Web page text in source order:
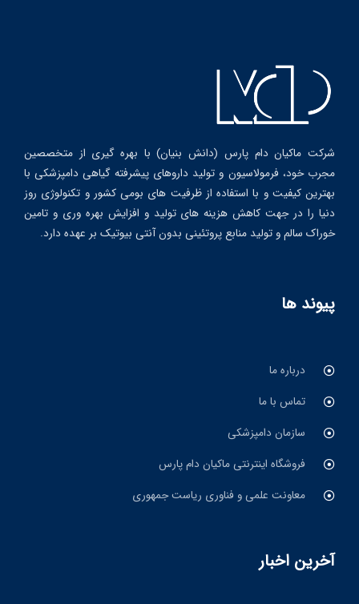
شرکت ماکیان دام پارس (دانش بنیان) با بهره گیری از متخصصین
مجرب خود، فرمولاسیون و تولید داروهای پیشرفته گیاهی دامپزشکی با
بهترین کیفیت و با استفاده از ظرفیت های بومی کشور و تکنولوژی روز
دنیا را در جهت کاهش هزینه های تولید و افزایش بهره وری و تامین
خوراک سالم و تولید منابع پروتئینی بدون آنتی بیوتیک بر عهده دارد.
پیوند ها
درباره ما
تماس با ما
سازمان دامپزشکی
فروشگاه اینترنتی ماکیان دام پارس
معاونت علمی و فناوری ریاست جمهوری
آخرین اخبار